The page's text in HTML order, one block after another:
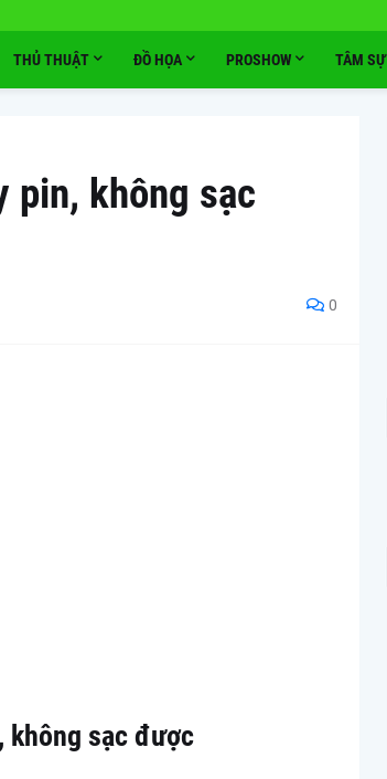
THỦ THUẬT ĐỒ HỌA PROSHOW TÂM SỰ
pin, không sạc
0
không sạc được